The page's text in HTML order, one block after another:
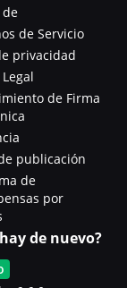
de
de Servicio
privacidad
de Firma
publicación
de
por
de nuevo?